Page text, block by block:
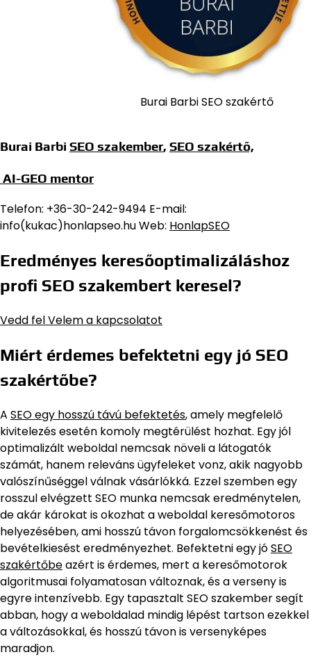
Burai Barbi SEO szakértő
Burai Barbi SEO szakember, SEO szakértő,
AI-GEO mentor
Telefon: +36-30-242-9494 E-mail:
info(kukac)honlapseo.hu Web: HonlapSEO
Eredményes keresőoptimalizáláshoz
profi SEO szakembert keresel?
Vedd fel Velem a kapcsolatot
Miért érdemes befektetni egy jó SEO
szakértőbe?
A SEO egy hosszú távú befektetés, amely megfelelő
kivitelezés esetén komoly megtérülést hozhat. Egy jól
optimalizált weboldal nemcsak növeli a látogatók
számát, hanem releváns ügyfeleket vonz, akik nagyobb
valószínűséggel válnak vásárlókká. Ezzel szemben egy
rosszul elvégzett SEO munka nemcsak eredménytelen,
de akár károkat is okozhat a weboldal keresőmotoros
helyezésében, ami hosszú távon forgalomcsökkenést és
bevételkiesést eredményezhet. Befektetni egy jóSEO
szakértőbeazért is érdemes, mert a keresőmotorok
algoritmusai folyamatosan változnak, és a verseny is
egyre intenzívebb. Egy tapasztalt SEO szakember segít
abban, hogy a weboldalad mindig lépést tartson ezekkel
a változásokkal, és hosszú távon is versenyképes
maradjon.